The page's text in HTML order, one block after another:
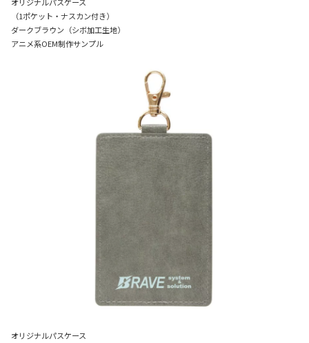
（1ポケット・ナスカン付き）
ダークブラウン（シボ加工生地）
アニメ系OEM制作サンプル
オリジナルパスケース